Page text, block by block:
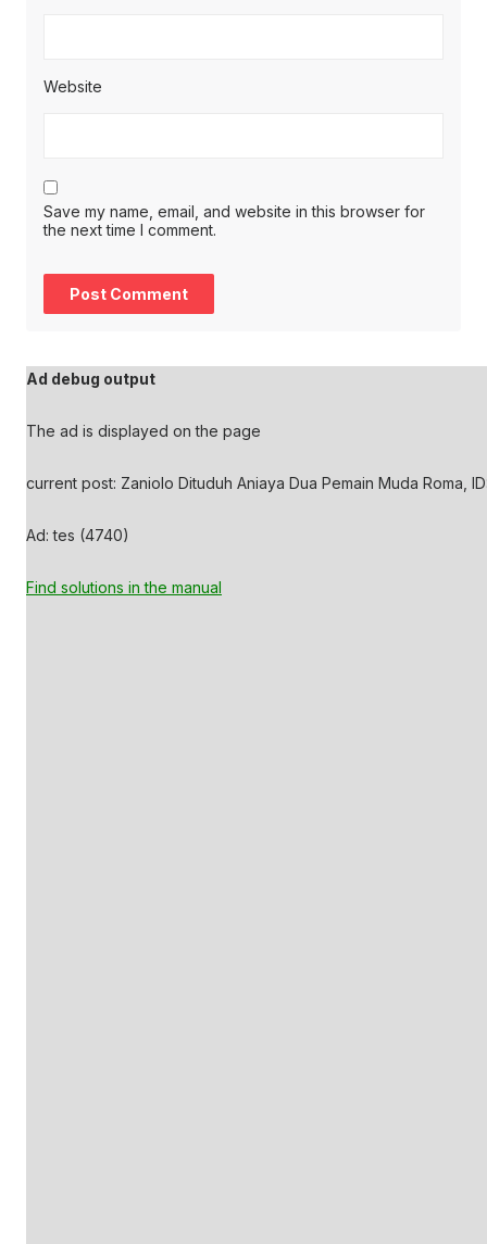
Website
Save my name, email, and website in this browser for
the next time I comment.
Ad debug output
The ad is displayed on the page
current post: Zaniolo Dituduh Aniaya Dua Pemain Muda Roma,
Ad: tes (4740)
Find solutions in the manual